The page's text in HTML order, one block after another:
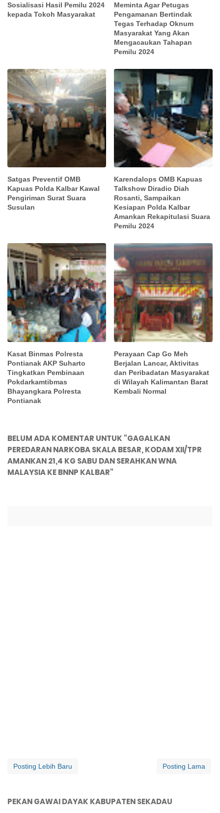
Sosialisasi Hasil Pemilu 2024
kepada Tokoh Masyarakat
Meminta Agar Petugas
Pengamanan Bertindak
Tegas Terhadap Oknum
Masyarakat Yang Akan
Mengacaukan Tahapan
Pemilu 2024
Satgas Preventif OMB
Kapuas Polda Kalbar Kawal
Pengiriman Surat Suara
Susulan
Karendalops OMB Kapuas
Talkshow Diradio Diah
Rosanti, Sampaikan
Kesiapan Polda Kalbar
Amankan Rekapitulasi Suara
Pemilu 2024
Kasat Binmas Polresta
Pontianak AKP Suharto
Tingkatkan Pembinaan
Pokdarkamtibmas
Bhayangkara Polresta
Pontianak
Perayaan Cap Go Meh
Berjalan Lancar, Aktivitas
dan Peribadatan Masyarakat
di Wilayah Kalimantan Barat
Kembali Normal
BELUM ADA KOMENTAR UNTUK "GAGALKAN
PEREDARAN NARKOBA SKALA BESAR, KODAM XII/TPR
AMANKAN 21,4 KG SABU DAN SERAHKAN WNA
MALAYSIA KE BNNP KALBAR"
Posting Lebih Baru Posting Lama
PEKAN GAWAI DAYAK KABUPATEN SEKADAU